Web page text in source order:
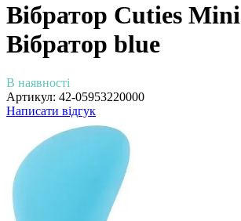
Вібратор Cuties Mini
Вібратор blue
В наявності
Артикул: 42-05953220000
Написати відгук